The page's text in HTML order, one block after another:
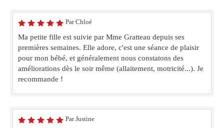
Par Chloé
Ma petite fille est suivie par Mme Gratteau depuis ses
premières semaines. Elle adore, c'est une séance de plaisir
pour mon bébé, et généralement nous constatons des
améliorations dès le soir même (allaitement, motricité...). Je
recommande !
Par Justine